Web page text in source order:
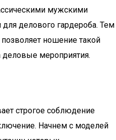
мужскими
делового гардероба. Тем
ношение такой
мероприятия.
строгое соблюдение
Начнем с моделей